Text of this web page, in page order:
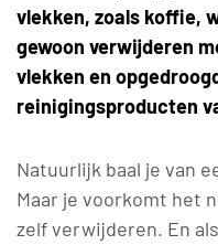
vlekken, zoals koffie,
gewoon verwijderen
vlekken en
reinigingsproducten
Natuurlijk baal je van
Maar je voorkomt het
zelf verwijderen. En